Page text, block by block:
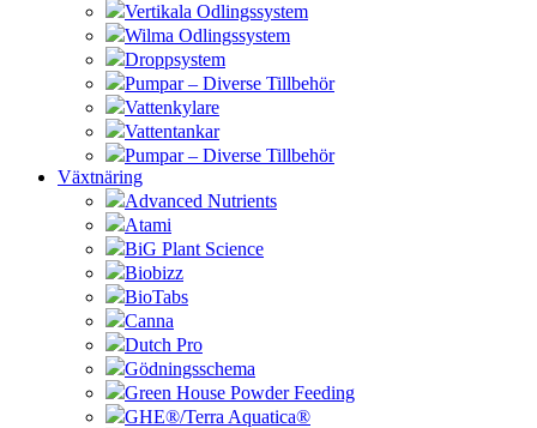
Vertikala Odlingssystem
Wilma Odlingssystem
Droppsystem
Pumpar – Diverse Tillbehör
Vattenkylare
Vattentankar
Pumpar – Diverse Tillbehör
Växtnäring
Advanced Nutrients
Atami
BiG Plant Science
Biobizz
BioTabs
Canna
Dutch Pro
Gödningsschema
Green House Powder Feeding
GHE®/Terra Aquatica®